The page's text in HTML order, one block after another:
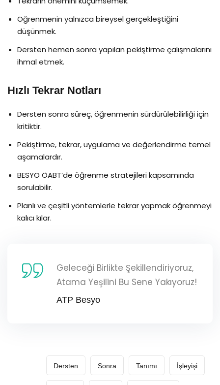
Öğrenmenin yalnızca bireysel gerçekleştiğini
düşünmek.
Dersten hemen sonra yapılan pekiştirme çalışmalarını
ihmal etmek.
Hızlı Tekrar Notları
Dersten sonra süreç, öğrenmenin sürdürülebilirliği için
kritiktir.
Pekiştirme, tekrar, uygulama ve değerlendirme temel
aşamalardır.
BESYO ÖABT’de öğrenme stratejileri kapsamında
sorulabilir.
Planlı ve çeşitli yöntemlerle tekrar yapmak öğrenmeyi
kalıcı kılar.
Geleceği Birlikte Şekillendiriyoruz,
Atama Yeşilini Bu Sene Yakıyoruz!
ATP Besyo
Dersten Sonra Tanımı İşleyişi